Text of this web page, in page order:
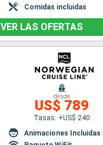
Comidas incluidas
VER LAS OFERTAS
desde
US$ 789
Tasas: +US$ 240
Animaciones Incluidas